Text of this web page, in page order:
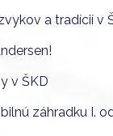
a tradícií v
v ŠKD
záhradku I.